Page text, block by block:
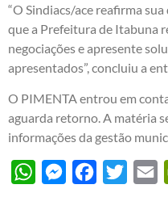
“O Sindiacs/ace reafirma
que a Prefeitura de Itabuna
negociações e apresente
apresentados”, concluiu a
O PIMENTA entrou em
aguarda retorno. A matéria
informações da gestão
WhatsAppMessengerFacebook
Twitter